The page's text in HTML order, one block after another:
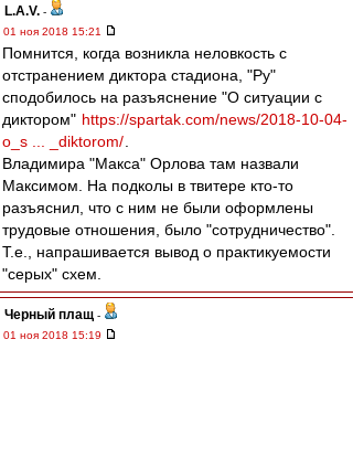
L.А.V. -
01 ноя 2018 15:21
Помнится, когда возникла неловкость с
отстранением диктора стадиона, "Ру"
сподобилось на разъяснение "О ситуации с
диктором" https://spartak.com/news/2018-10-04-
o_s ... _diktorom/
Владимира "Макса" Орлова там назвали
Максимом. На подколы в твитере кто-то
разъяснил, что с ним не были оформлены
трудовые отношения, было "сотрудничество".
Т.е., напрашивается вывод о практикуемости
"серых" схем.
Черный плащ -
01 ноя 2018 15:19